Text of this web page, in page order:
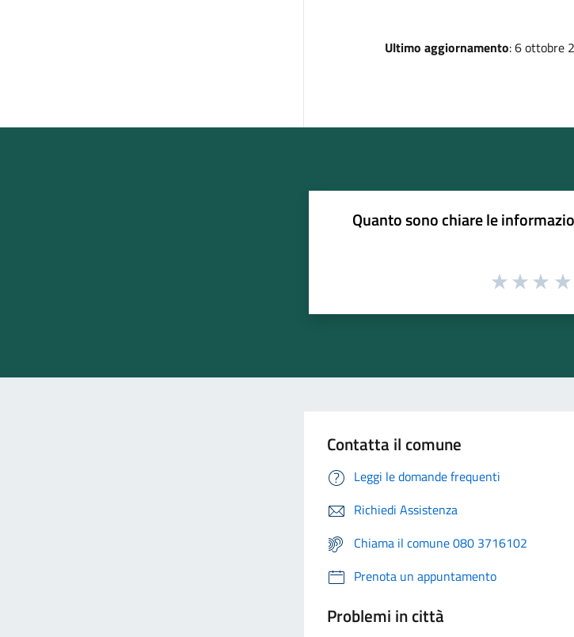
Ultimo aggiornamento: 6 ottobre
Quanto sono chiare le
Contatta il comune
Leggi le domande frequenti
Richiedi Assistenza
Chiama il comune 080 3716102
Prenota un appuntamento
Problemi in città